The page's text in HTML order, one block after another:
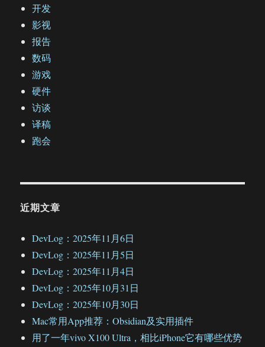
开发
影视
报告
数码
游戏
硬件
访谈
译稿
跑会
近期文章
DevLog：2025年11月6日
DevLog：2025年11月5日
DevLog：2025年11月4日
DevLog：2025年10月31日
DevLog：2025年10月30日
Mac常用App推荐：Obsidian及实用插件
用了一年vivo X100 Ultra，相比iPhone它有哪些优势